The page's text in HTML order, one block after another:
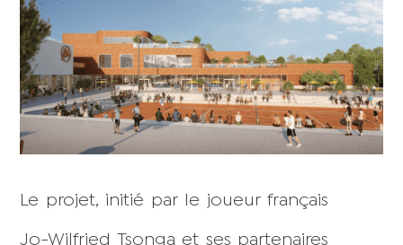
Le projet, initié par le joueur français
Jo-Wilfried Tsonga et ses partenaires